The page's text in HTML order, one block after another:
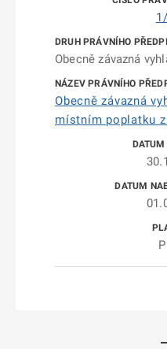
Obecně závazná
Obecně závazná
místním poplatku